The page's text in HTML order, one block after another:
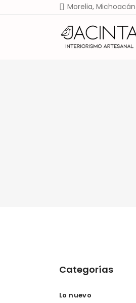
Morelia, Michoacán
Categorías
Lo nuevo